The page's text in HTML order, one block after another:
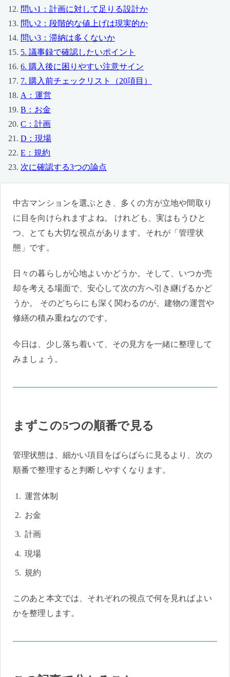
問い1：計画に対して足りる設計か
問い2：段階的な値上げは現実的か
問い3：滞納は多くないか
5. 議事録で確認したいポイント
6. 購入後に困りやすい注意サイン
7. 購入前チェックリスト（20項目）
A：運営
B：お金
C：計画
D：現場
E：規約
次に確認する3つの論点
中古マンションを選ぶとき、多くの方が立地や間取り
に目を向けられますよね。 けれども、実はもうひと
つ、とても大切な視点があります。それが「管理状
態」です。
日々の暮らしが心地よいかどうか。そして、いつか売
却を考える場面で、安心して次の方へ引き継げるかど
うか。 そのどちらにも深く関わるのが、建物の運営や
修繕の積み重ねなのです。
今日は、少し落ち着いて、その見方を一緒に整理して
みましょう。
まずこの5つの順番で見る
管理状態は、細かい項目をばらばらに見るより、次の
順番で整理すると判断しやすくなります。
運営体制
お金
計画
現場
規約
このあと本文では、それぞれの視点で何を見ればよい
かを整理します。